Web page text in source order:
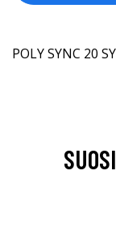
POLY SYNC 20